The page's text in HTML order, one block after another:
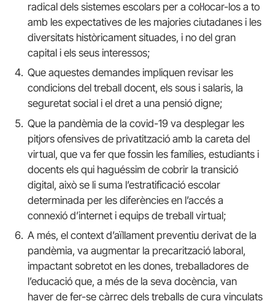
radical dels sistemes escolars per a col·locar-los a to
amb les expectatives de les majories ciutadanes i les
diversitats històricament situades, i no del gran
capital i els seus interessos;
Que aquestes demandes impliquen revisar les
condicions del treball docent, els sous i salaris, la
seguretat social i el dret a una pensió digne;
Que la pandèmia de la covid-19 va desplegar les
pitjors ofensives de privatització amb la careta del
virtual, que va fer que fossin les famílies, estudiants i
docents els qui haguéssim de cobrir la transició
digital, això se li suma l’estratificació escolar
determinada per les diferències en l’accés a
connexió d’internet i equips de treball virtual;
A més, el context d’aïllament preventiu derivat de la
pandèmia, va augmentar la precarització laboral,
impactant sobretot en les dones, treballadores de
l’educació que, a més de la seva docència, van
haver de fer-se càrrec dels treballs de cura vinculats